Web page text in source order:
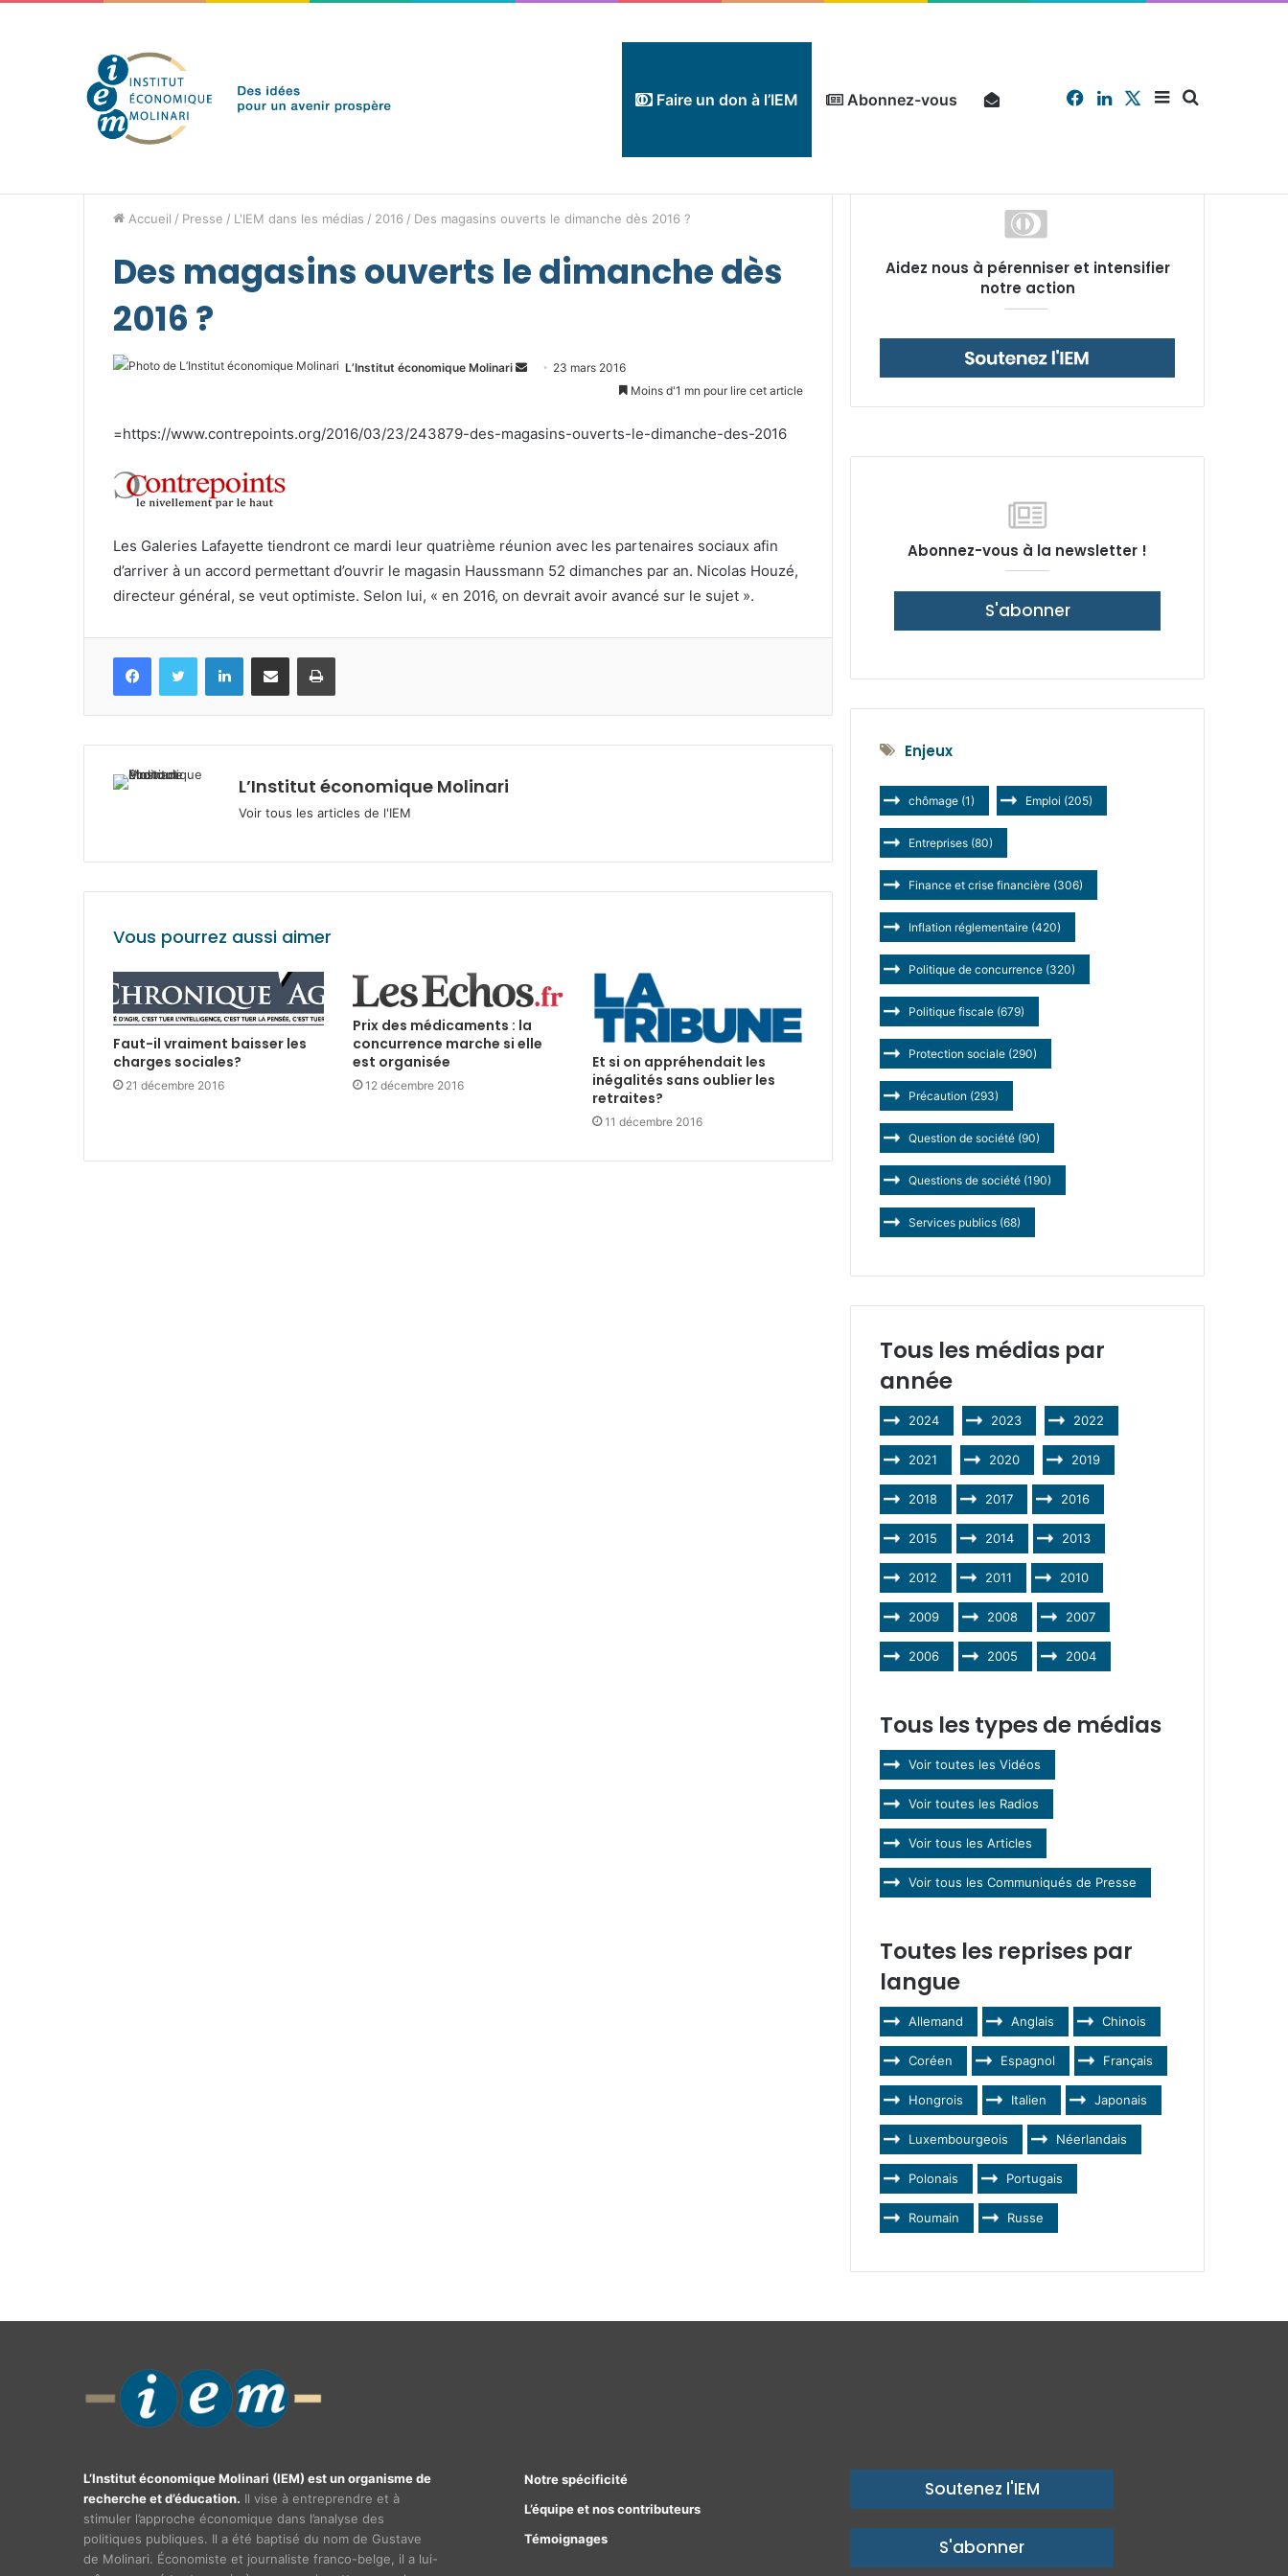
Faire un don à l’IEM Abonnez-vous Sidebar
X
Linkedin
Facebook
Accueil / Presse / L'IEM dans les médias / 2016 / Des magasins ouverts le dimanche dès 2016 ?
Des magasins ouverts le dimanche dès
2016 ?
L’Institut économique Molinari
Envoyer23 mars 2016
Moins d'1 mn pour lire cet article
=https://www.contrepoints.org/2016/03/23/243879-des-magasins-ouverts-le-dimanche-des-2016
Les Galeries Lafayette tiendront ce mardi leur quatrième réunion avec les partenaires sociaux afin
d’arriver à un accord permettant d’ouvrir le magasin Haussmann 52 dimanches par an. Nicolas Houzé,
directeur général, se veut optimiste. Selon lui, « en 2016, on devrait avoir avancé sur le sujet ».
FacebookTwitter LinkedinPartagez par mail Imprimez
L’Institut économique Molinari
Voir tous les articles de l'IEM
Vous pourrez aussi aimer
Faut-il vraiment baisser les
charges sociales?
21 décembre 2016
Prix des médicaments : la
concurrence marche si elle
est organisée
12 décembre 2016
Et si on appréhendait les
inégalités sans oublier les
retraites?
11 décembre 2016
Aidez nous à pérenniser et intensifier
notre action
Abonnez-vous à la newsletter !
S'abonner
Enjeux
chômage (1) Emploi (205)
Entreprises (80)
Finance et crise financière (306)
Inflation réglementaire (420)
Politique de concurrence (320)
Politique fiscale (679)
Protection sociale (290)
Précaution (293)
Question de société (90)
Questions de société (190)
Services publics (68)
Tous les médias par
année
2024 2023 2022
2021 2020 2019
2018 2017 2016
2015 2014 2013
2012 2011 2010
2009 2008 2007
2006 2005 2004
Tous les types de médias
Voir toutes les Vidéos
Voir toutes les Radios
Voir tous les Articles
Voir tous les Communiqués de Presse
Toutes les reprises par
langue
Allemand Anglais Chinois
Coréen Espagnol Français
Hongrois Italien Japonais
Luxembourgeois Néerlandais
Polonais Portugais
Roumain Russe
L’Institut économique Molinari (IEM) est un organisme de
recherche et d’éducation. Il vise à entreprendre et à
stimuler l’approche économique dans l’analyse des
politiques publiques. Il a été baptisé du nom de Gustave
de Molinari. Économiste et journaliste franco-belge, il a lui-
Notre spécificité
L’équipe et nos contributeurs
Témoignages
Soutenez l'IEM
S'abonner